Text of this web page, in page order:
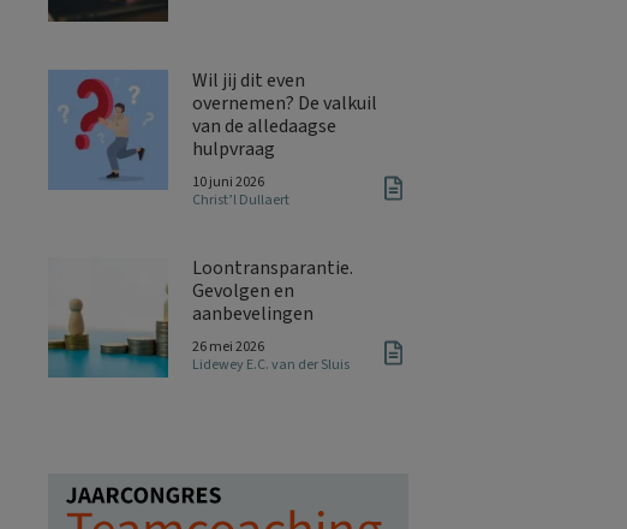
Wil jij dit even
overnemen? De valkuil
van de alledaagse
hulpvraag
10 juni 2026
Christ’l Dullaert
Loontransparantie.
Gevolgen en
aanbevelingen
26 mei 2026
Lidewey E.C. van der Sluis